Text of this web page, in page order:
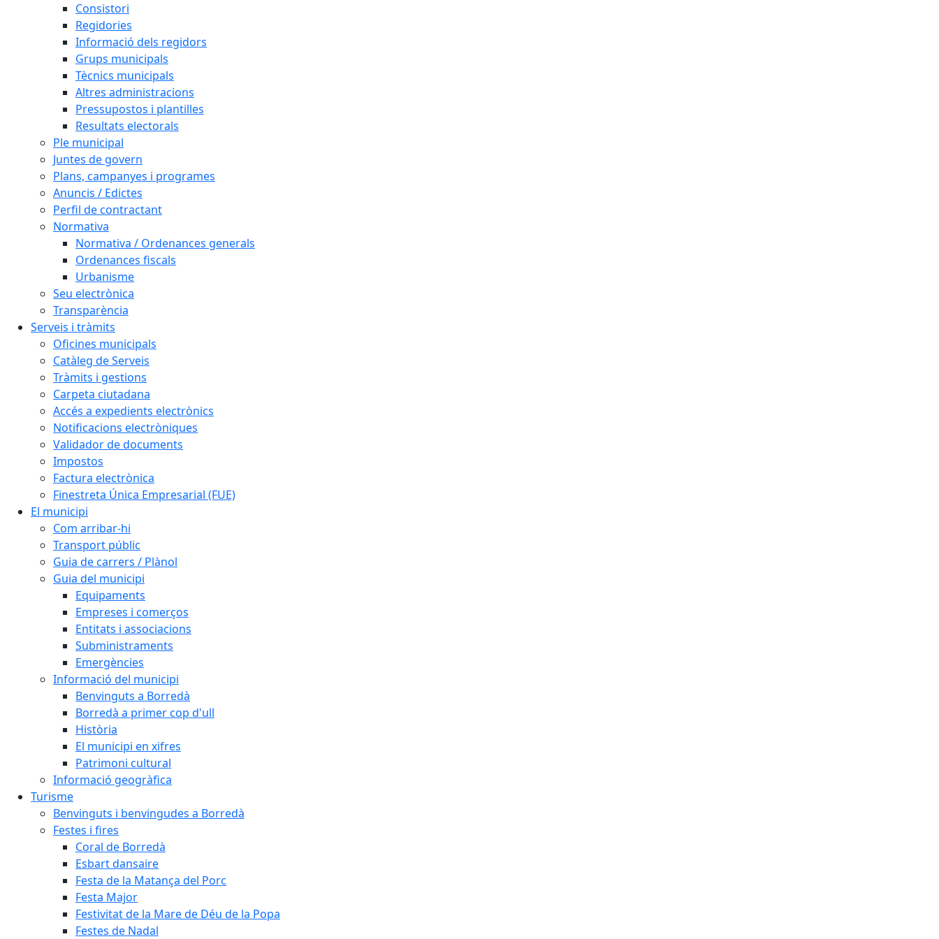
Consistori
Regidories
Informació dels regidors
Grups municipals
Tècnics municipals
Altres administracions
Pressupostos i plantilles
Resultats electorals
Ple municipal
Juntes de govern
Plans, campanyes i programes
Anuncis / Edictes
Perfil de contractant
Normativa
Normativa / Ordenances generals
Ordenances fiscals
Urbanisme
Seu electrònica
Transparència
Serveis i tràmits
Oficines municipals
Catàleg de Serveis
Tràmits i gestions
Carpeta ciutadana
Accés a expedients electrònics
Notificacions electròniques
Validador de documents
Impostos
Factura electrònica
Finestreta Única Empresarial (FUE)
El municipi
Com arribar-hi
Transport públic
Guia de carrers / Plànol
Guia del municipi
Equipaments
Empreses i comerços
Entitats i associacions
Subministraments
Emergències
Informació del municipi
Benvinguts a Borredà
Borredà a primer cop d'ull
Història
El municipi en xifres
Patrimoni cultural
Informació geogràfica
Turisme
Benvinguts i benvingudes a Borredà
Festes i fires
Coral de Borredà
Esbart dansaire
Festa de la Matança del Porc
Festa Major
Festivitat de la Mare de Déu de la Popa
Festes de Nadal